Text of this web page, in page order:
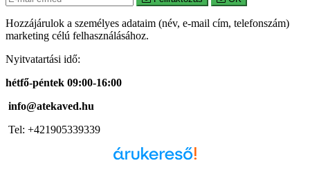
Hozzájárulok a személyes adataim (név, e-mail cím, telefonszám)
marketing célú felhasználásához.
Nyitvatartási idő:
hétfő-péntek 09:00-16:00
info@atekaved.hu
Tel: +421905339339